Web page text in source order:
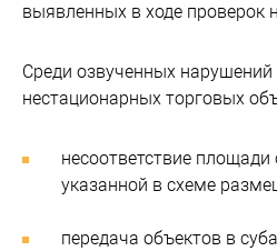
выявленных в ходе проверок
Среди озвученных нарушений
нестационарных торговых
несоответствие
указанной в схеме
передача объектов в